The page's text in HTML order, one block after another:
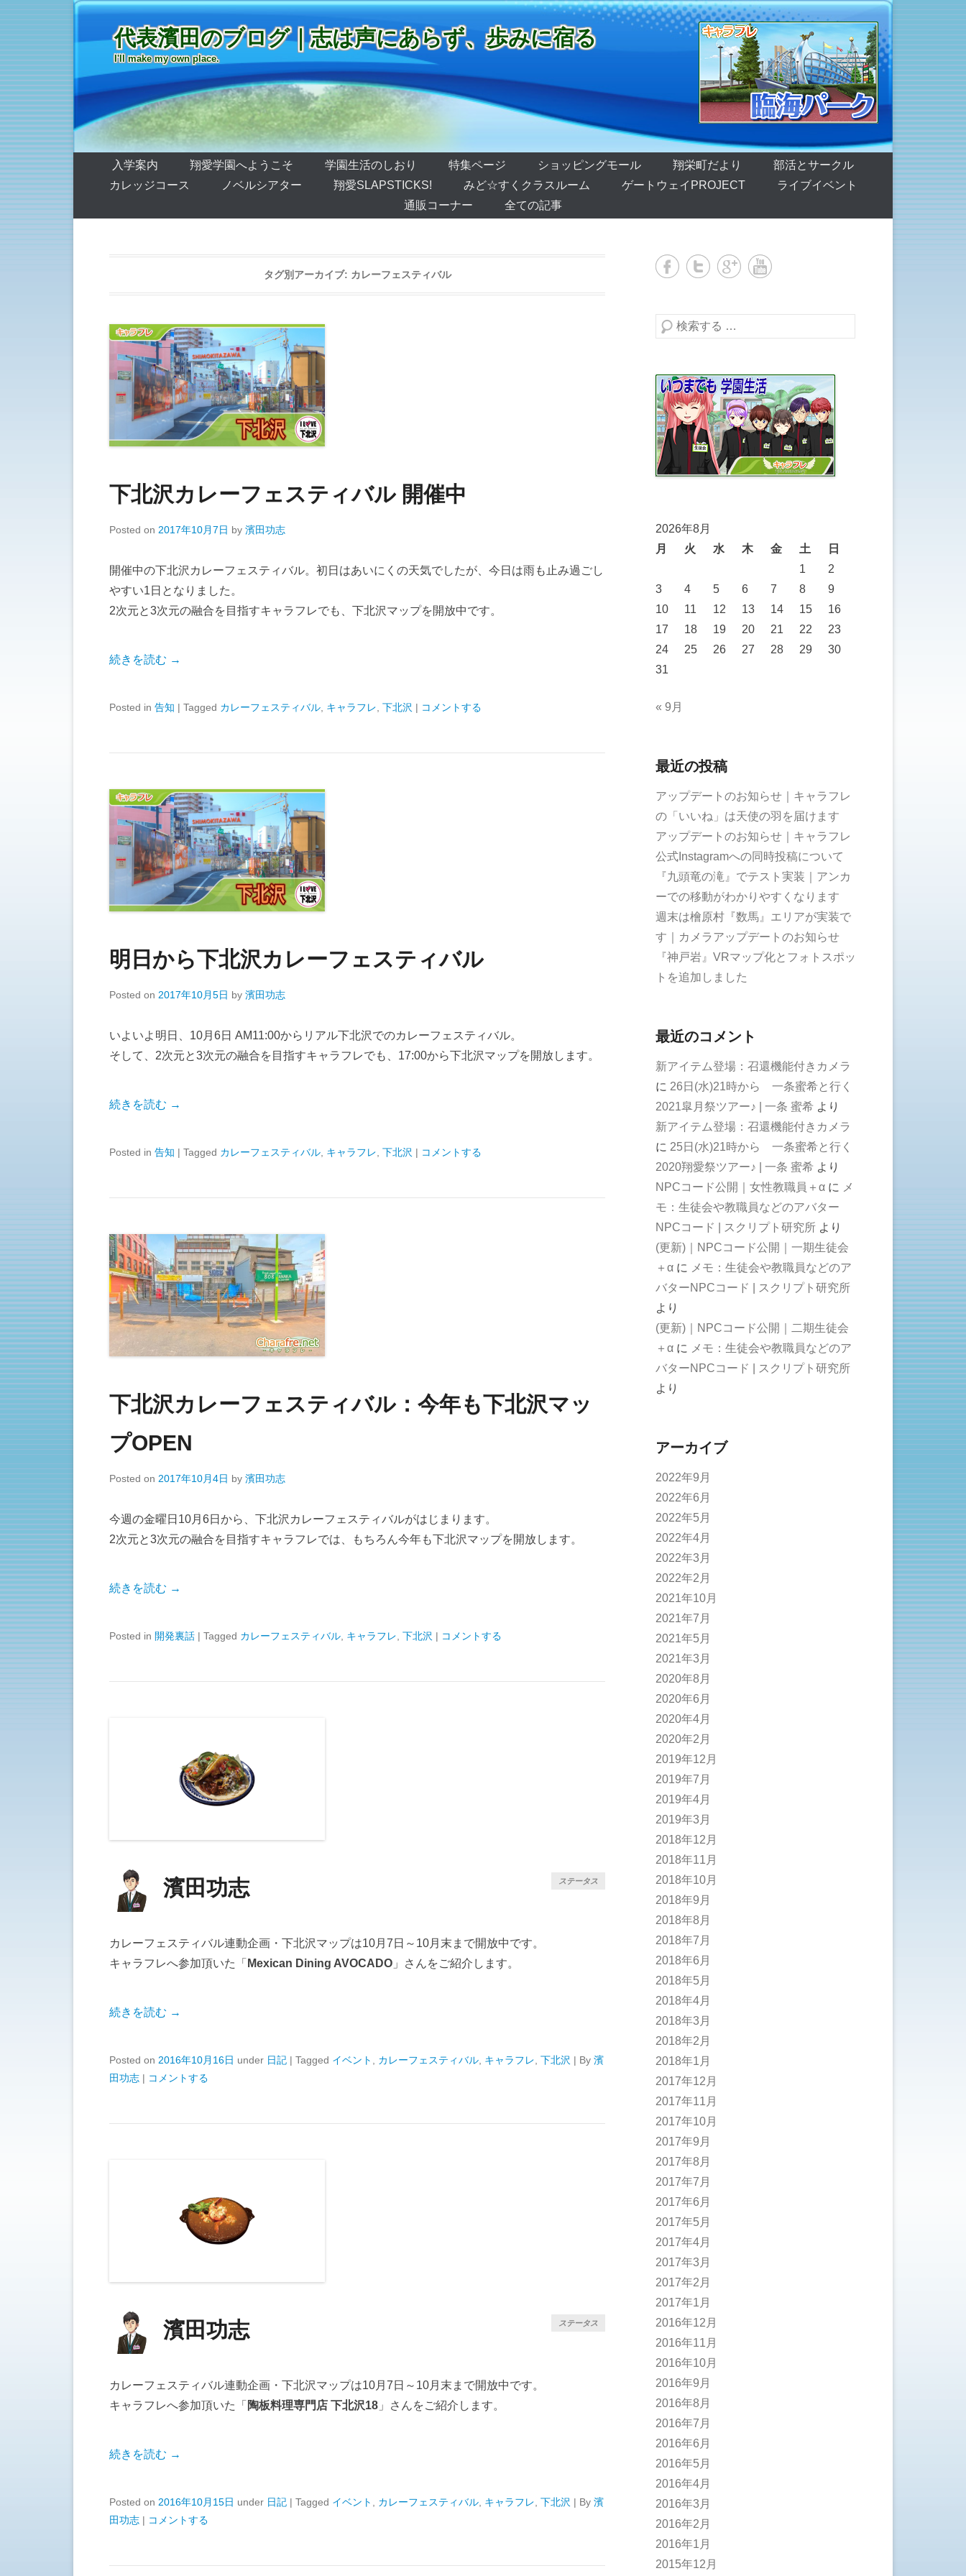
代表濱田のブログ｜志は声にあらず、歩みに宿る
I'll make my own place.
第1メニュー
コンテンツへ移動
入学案内 翔愛学園へようこそ 学園生活のしおり 特集ページ ショッピングモール 翔栄町だより
部活とサークル
カレッジコース
ノベルシアター 翔愛SLAPSTICKS! みど☆すくクラスルーム ゲートウェイPROJECT
ライブイベント
通販コーナー
全ての記事
タグ別アーカイブ: カレーフェスティバル
下北沢カレーフェスティバル 開催中
Posted on 2017年10月7日 by 濱田功志
開催中の下北沢カレーフェスティバル。初日はあいにくの天気でしたが、今日は雨も止み過ごし
やすい1日となりました。
2次元と3次元の融合を目指すキャラフレでも、下北沢マップを開放中です。
続きを読む →
Posted in 告知 | Tagged カレーフェスティバル キャラフレ 下北沢 | コメントする
明日から下北沢カレーフェスティバル
Posted on 2017年10月5日 by 濱田功志
いよいよ明日、10月6日 AM11:00からリアル下北沢でのカレーフェスティバル。
そして、2次元と3次元の融合を目指すキャラフレでも、17:00から下北沢マップを開放します。
続きを読む →
Posted in 告知 | Tagged カレーフェスティバル キャラフレ 下北沢 | コメントする
下北沢カレーフェスティバル：今年も下北沢マッ
プOPEN
Posted on 2017年10月4日 by 濱田功志
今週の金曜日10月6日から、下北沢カレーフェスティバルがはじまります。
2次元と3次元の融合を目指すキャラフレでは、もちろん今年も下北沢マップを開放します。
続きを読む →
Posted in 開発裏話 | Tagged カレーフェスティバル キャラフレ 下北沢 | コメントする
濱田功志 ステータス
カレーフェスティバル連動企画・下北沢マップは10月7日～10月末まで開放中です。
キャラフレへ参加頂いた「 Mexican Dining AVOCADO 」さんをご紹介します。
続きを読む →
Posted on 2016年10月16日 under 日記 | Tagged イベント カレーフェスティバル キャラフレ 下北沢 | By 濱
田功志 | コメントする
濱田功志 ステータス
カレーフェスティバル連動企画・下北沢マップは10月7日～10月末まで開放中です。
キャラフレへ参加頂いた「 陶板料理専門店 下北沢18 」さんをご紹介します。
続きを読む →
Posted on 2016年10月15日 under 日記 | Tagged イベント カレーフェスティバル キャラフレ 下北沢 | By 濱
田功志 | コメントする
検索する
2026年8月
月
火 水 木 金 土
日
1
2
3
4 5 6 7 8
9
10
11 12 13 14 15
16
17
18 19 20 21 22
23
24
25 26 27 28 29
30
31
« 9月
最近の投稿
アップデートのお知らせ｜キャラフレ
の「いいね」は天使の羽を届けます
アップデートのお知らせ｜キャラフレ
公式Instagramへの同時投稿について
『九頭竜の滝』でテスト実装｜アンカ
ーでの移動がわかりやすくなります
週末は檜原村『数馬』エリアが実装で
す｜カメラアップデートのお知らせ
『神戸岩』VRマップ化とフォトスポッ
トを追加しました
最近のコメント
新アイテム登場：召還機能付きカメラ
に 26日(水)21時から 一条蜜希と行く
2021皐月祭ツアー♪ | 一条 蜜希 より
新アイテム登場：召還機能付きカメラ
に 25日(水)21時から 一条蜜希と行く
2020翔愛祭ツアー♪ | 一条 蜜希 より
NPCコード公開｜女性教職員＋α に メ
モ：生徒会や教職員などのアバター
NPCコード | スクリプト研究所 より
(更新)｜NPCコード公開｜一期生徒会
＋α に メモ：生徒会や教職員などのア
バターNPCコード | スクリプト研究所
より
(更新)｜NPCコード公開｜二期生徒会
＋α に メモ：生徒会や教職員などのア
バターNPCコード | スクリプト研究所
より
アーカイブ
2022年9月
2022年6月
2022年5月
2022年4月
2022年3月
2022年2月
2021年10月
2021年7月
2021年5月
2021年3月
2020年8月
2020年6月
2020年4月
2020年2月
2019年12月
2019年7月
2019年4月
2019年3月
2018年12月
2018年11月
2018年10月
2018年9月
2018年8月
2018年7月
2018年6月
2018年5月
2018年4月
2018年3月
2018年2月
2018年1月
2017年12月
2017年11月
2017年10月
2017年9月
2017年8月
2017年7月
2017年6月
2017年5月
2017年4月
2017年3月
2017年2月
2017年1月
2016年12月
2016年11月
2016年10月
2016年9月
2016年8月
2016年7月
2016年6月
2016年5月
2016年4月
2016年3月
2016年2月
2016年1月
2015年12月